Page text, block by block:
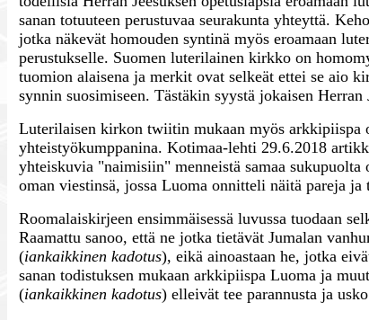
sanan totuuteen perustuvaa seurakunta yhteyttä.
jotka näkevät homouden syntinä myös eroamaan
perustukselle. Suomen luterilainen kirkko on
tuomion alaisena ja merkit ovat selkeät ettei se aio
synnin suosimiseen. Tästäkin syystä jokaisen
Luterilaisen kirkon twiitin mukaan myös
yhteistyökumppanina. Kotimaa-lehti 29.6.2018
yhteiskuvia "naimisiin" menneistä samaa
oman viestinsä, jossa Luoma onnitteli näitä pareja
Roomalaiskirjeen ensimmäisessä luvussa tuodaan
Raamattu sanoo, että ne jotka tietävät Jumalan
(iankaikkinen kadotus), eikä ainoastaan he, jotka
sanan todistuksen mukaan arkkipiispa Luoma ja
(iankaikkinen kadotus) elleivät tee parannusta ja